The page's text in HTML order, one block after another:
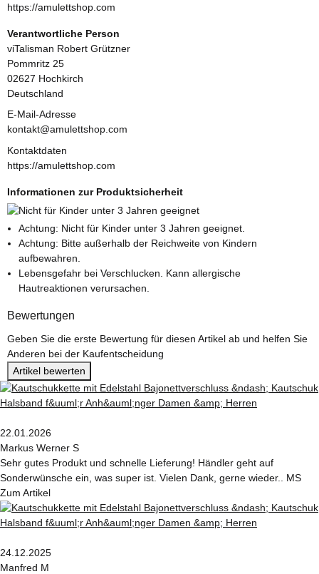
https://amulettshop.com
Verantwortliche Person
viTalisman Robert Grützner
Pommritz 25
02627 Hochkirch
Deutschland
E-Mail-Adresse
kontakt@amulettshop.com
Kontaktdaten
https://amulettshop.com
Informationen zur Produktsicherheit
Achtung: Nicht für Kinder unter 3 Jahren geeignet.
Achtung: Bitte außerhalb der Reichweite von Kindern
aufbewahren.
Lebensgefahr bei Verschlucken. Kann allergische
Hautreaktionen verursachen.
Bewertungen
Geben Sie die erste Bewertung für diesen Artikel ab und helfen Sie
Anderen bei der Kaufentscheidung
Artikel bewerten
22.01.2026
Markus Werner S
Sehr gutes Produkt und schnelle Lieferung! Händler geht auf
Sonderwünsche ein, was super ist. Vielen Dank, gerne wieder.. MS
Zum Artikel
24.12.2025
Manfred M